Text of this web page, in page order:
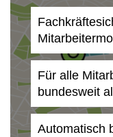
Für alle
bundesweit
Automatisch